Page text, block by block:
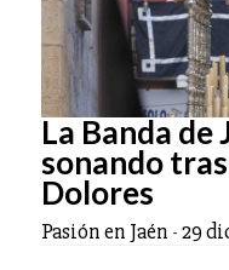
La Banda de
sonando
Dolores
Pasión en Jaén -29